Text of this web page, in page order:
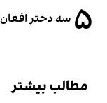
۵ سه دختر افغان
مطالب بیشتر